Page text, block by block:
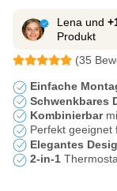
Lena und
Produkt
(35
Einfache
Schwenkbares
Kombinierbar
Perfekt geeignet
Elegantes
2-in-1